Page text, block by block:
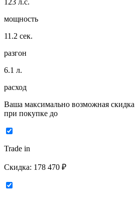
123 л.с.
мощность
11.2 сек.
разгон
6.1 л.
расход
Ваша максимально возможная скидка
при покупке до
Trade in
Скидка: 178 470 ₽